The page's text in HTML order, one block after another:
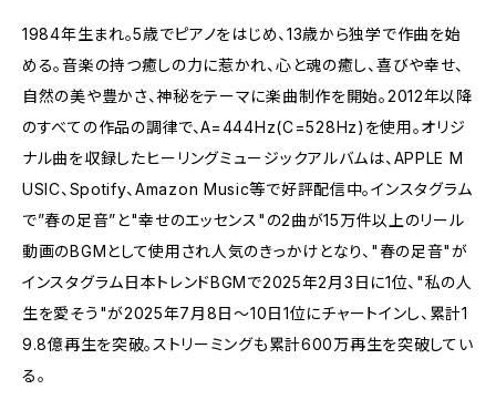
1984年生まれ。5歳でピアノをはじめ、13歳から独学で作曲を始
める。音楽の持つ癒しの力に惹かれ、心と魂の癒し、喜びや幸せ、
自然の美や豊かさ、神秘をテーマに楽曲制作を開始。2012年以降
のすべての作品の調律で、A=444Hz(C=528Hz)を使用。オリジ
ナル曲を収録したヒーリングミュージックアルバムは、APPLE M
USIC、Spotify、Amazon Music等で好評配信中。インスタグラム
で”春の足音”と"幸せのエッセンス"の2曲が15万件以上のリール
動画のBGMとして使用され人気のきっかけとなり、"春の足音"が
インスタグラム日本トレンドBGMで2025年2月3日に1位、"私の人
生を愛そう"が2025年7月8日〜10日1位にチャートインし、累計1
9.8億再生を突破。ストリーミングも累計600万再生を突破してい
る。